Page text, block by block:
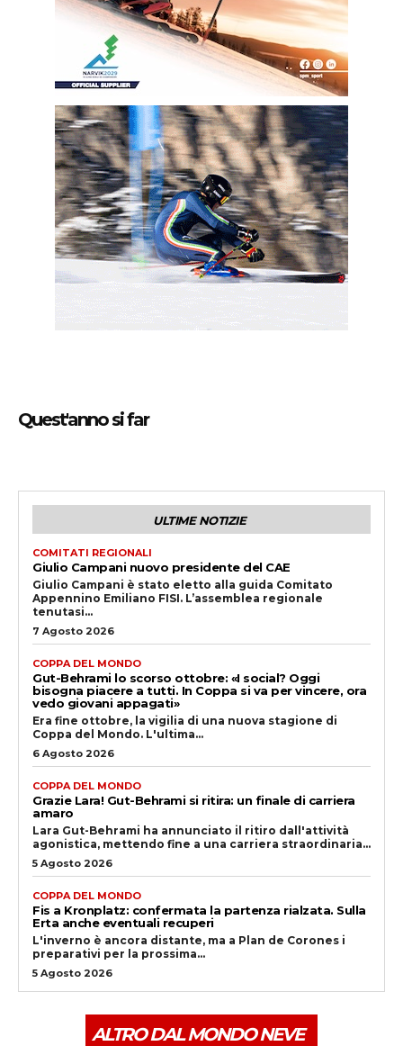
Quest'anno si far
ULTIME NOTIZIE
COMITATI REGIONALI
Giulio Campani nuovo presidente del CAE
Giulio Campani è stato eletto alla guida Comitato
Appennino Emiliano FISI. L’assemblea regionale
tenutasi...
7 Agosto 2026
COPPA DEL MONDO
Gut-Behrami lo scorso ottobre: «I social? Oggi
bisogna piacere a tutti. In Coppa si va per vincere, ora
vedo giovani appagati»
Era fine ottobre, la vigilia di una nuova stagione di
Coppa del Mondo. L'ultima...
6 Agosto 2026
COPPA DEL MONDO
Grazie Lara! Gut-Behrami si ritira: un finale di carriera
amaro
Lara Gut-Behrami ha annunciato il ritiro dall'attività
agonistica, mettendo fine a una carriera straordinaria...
5 Agosto 2026
COPPA DEL MONDO
Fis a Kronplatz: confermata la partenza rialzata. Sulla
Erta anche eventuali recuperi
L'inverno è ancora distante, ma a Plan de Corones i
preparativi per la prossima...
5 Agosto 2026
ALTRO DAL MONDO NEVE